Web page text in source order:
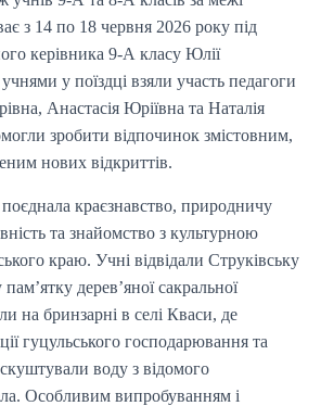
з 14 по 18 червня 2026 року під
керівника 9-А класу Юлії
у поїздці взяли участь педагоги
Анастасія Юріївна та Наталія
зробити відпочинок змістовним,
нових відкриттів.
краєзнавство, природничу
та знайомство з культурною
краю. Учні відвідали Струківську
дерев’яної сакральної
на бринзарні в селі Кваси, де
гуцульського господарювання та
воду з відомого
Особливим випробуванням і